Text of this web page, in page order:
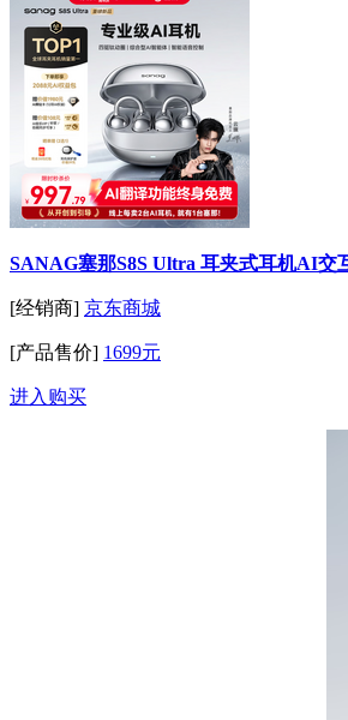
SANAG塞那S8S Ultra 耳夹式耳机AI交
[经销商] 京东商城
[产品售价] 1699元
进入购买